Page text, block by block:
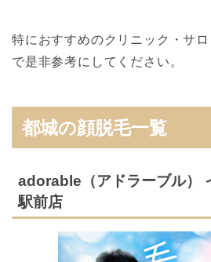
特におすすめのクリニック・サ
で是非参考にしてください。
都城の顔脱毛一覧
adorable（アドラーブル）
駅前店